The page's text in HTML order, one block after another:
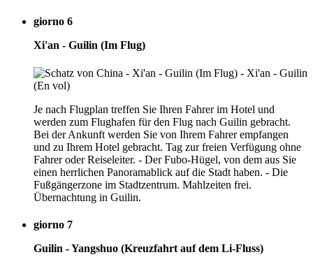
giorno 6
Xi'an - Guilin (Im Flug)
Je nach Flugplan treffen Sie Ihren Fahrer im Hotel und
werden zum Flughafen für den Flug nach Guilin gebracht.
Bei der Ankunft werden Sie von Ihrem Fahrer empfangen
und zu Ihrem Hotel gebracht. Tag zur freien Verfügung ohne
Fahrer oder Reiseleiter. - Der Fubo-Hügel, von dem aus Sie
einen herrlichen Panoramablick auf die Stadt haben. - Die
Fußgängerzone im Stadtzentrum. Mahlzeiten frei.
Übernachtung in Guilin.
giorno 7
Guilin - Yangshuo (Kreuzfahrt auf dem Li-Fluss)